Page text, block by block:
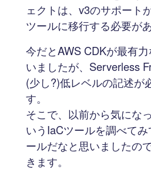
ェクトは、v3のサポート
ツールに移行する必要が
今だとAWS CDKが最有
いましたが、Serverless
(少し?)低レベルの記述が
す。
そこで、以前から気にな
いうIaCツールを調べて
ールだなと思いましたの
きます。